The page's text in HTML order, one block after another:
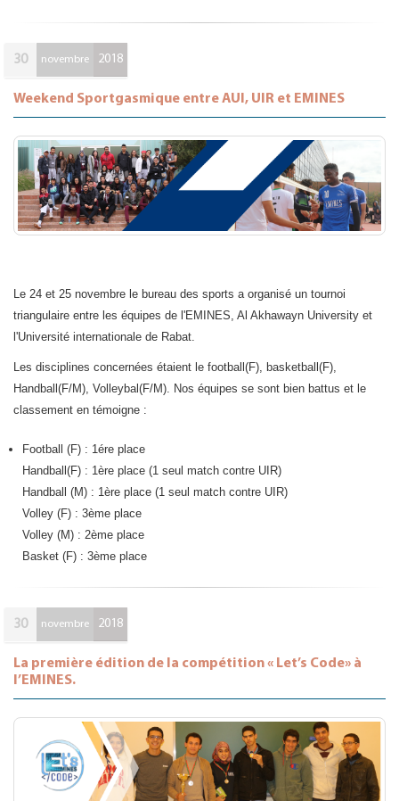
30 novembre 2018
Weekend Sportgasmique entre AUI, UIR et EMINES
Le 24 et 25 novembre le bureau des sports a organisé un tournoi
triangulaire entre les équipes de l'EMINES, Al Akhawayn University et
l'Université internationale de Rabat.
Les disciplines concernées étaient le football(F), basketball(F),
Handball(F/M), Volleybal(F/M). Nos équipes se sont bien battus et le
classement en témoigne :
Football (F) : 1ére place
Handball(F) : 1ère place (1 seul match contre UIR)
Handball (M) : 1ère place (1 seul match contre UIR)
Volley (F) : 3ème place
Volley (M) : 2ème place
Basket (F) : 3ème place
30 novembre 2018
La première édition de la compétition « Let’s Code» à
l’EMINES.